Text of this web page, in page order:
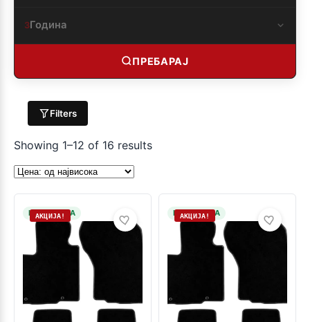
3Година
ПРЕБАРАЈ
Filters
Showing 1–12 of 16 results
НА ЗАЛИХА
АКЦИЈА! НА ЗАЛИХА
АКЦИЈА!